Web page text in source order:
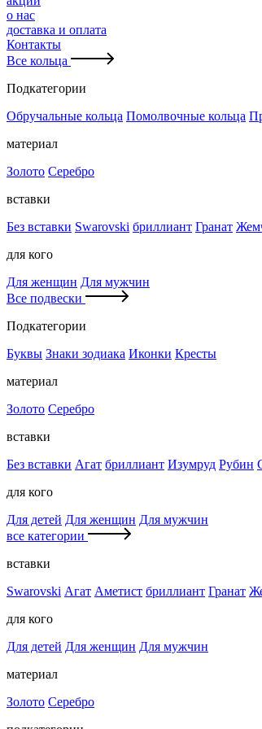
о нас
доставка и оплата
Контакты
Все кольца
Подкатегории
Обручальные кольца Помолвочные кольца
материал
Золото Серебро
вставки
Без вставки Swarovski бриллиант Гранат
для кого
Для женщин Для мужчин
Все подвески
Подкатегории
Буквы Знаки зодиака Иконки Кресты
материал
Золото Серебро
вставки
Без вставки Агат бриллиант Изумруд Рубин
для кого
Для детей Для женщин Для мужчин
все категории
вставки
Swarovski Агат Аметист бриллиант Гранат
для кого
Для детей Для женщин Для мужчин
материал
Золото Серебро